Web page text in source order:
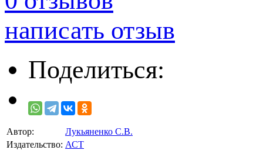
написать отзыв
Поделиться:
Автор:
Лукьяненко С.В.
Издательство: АСТ